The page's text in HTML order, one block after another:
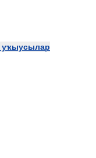
уҡыусылар